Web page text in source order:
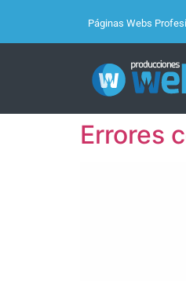
Páginas Webs
Errores